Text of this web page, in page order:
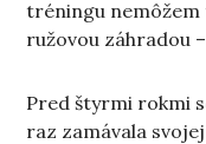
tréningu
ružovou záhradou
Pred štyrmi rokmi
raz zamávala